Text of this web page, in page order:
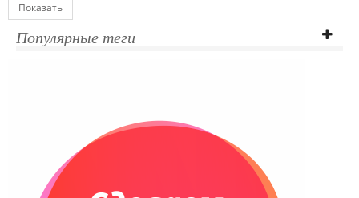
Показать
Популярные теги